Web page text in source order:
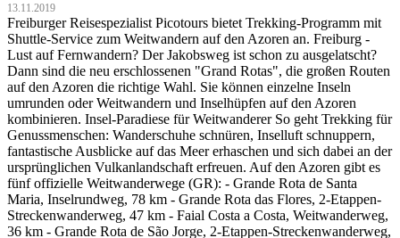
13.11.2019
Freiburger Reisespezialist Picotours bietet Trekking-Programm mit
Shuttle-Service zum Weitwandern auf den Azoren an. Freiburg -
Lust auf Fernwandern? Der Jakobsweg ist schon zu ausgelatscht?
Dann sind die neu erschlossenen "Grand Rotas", die großen Routen
auf den Azoren die richtige Wahl. Sie können einzelne Inseln
umrunden oder Weitwandern und Inselhüpfen auf den Azoren
kombinieren. Insel-Paradiese für Weitwanderer So geht Trekking für
Genussmenschen: Wanderschuhe schnüren, Inselluft schnuppern,
fantastische Ausblicke auf das Meer erhaschen und sich dabei an der
ursprünglichen Vulkanlandschaft erfreuen. Auf den Azoren gibt es
fünf offizielle Weitwanderwege (GR): - Grande Rota de Santa
Maria, Inselrundweg, 78 km - Grande Rota das Flores, 2-Etappen-
Streckenwanderweg, 47 km - Faial Costa a Costa, Weitwanderweg,
36 km - Grande Rota de São Jorge, 2-Etappen-Streckenwanderweg,